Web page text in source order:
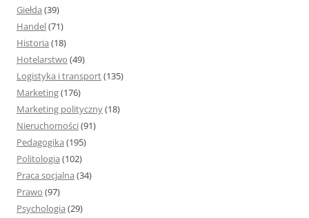
Giełda (39)
Handel(71)
Historia (18)
Hotelarstwo (49)
Logistyka i transport(135)
Marketing(176)
Marketing polityczny(18)
Nieruchomości(91)
Pedagogika (195)
Politologia (102)
Praca socjalna (34)
Prawo (97)
Psychologia (29)